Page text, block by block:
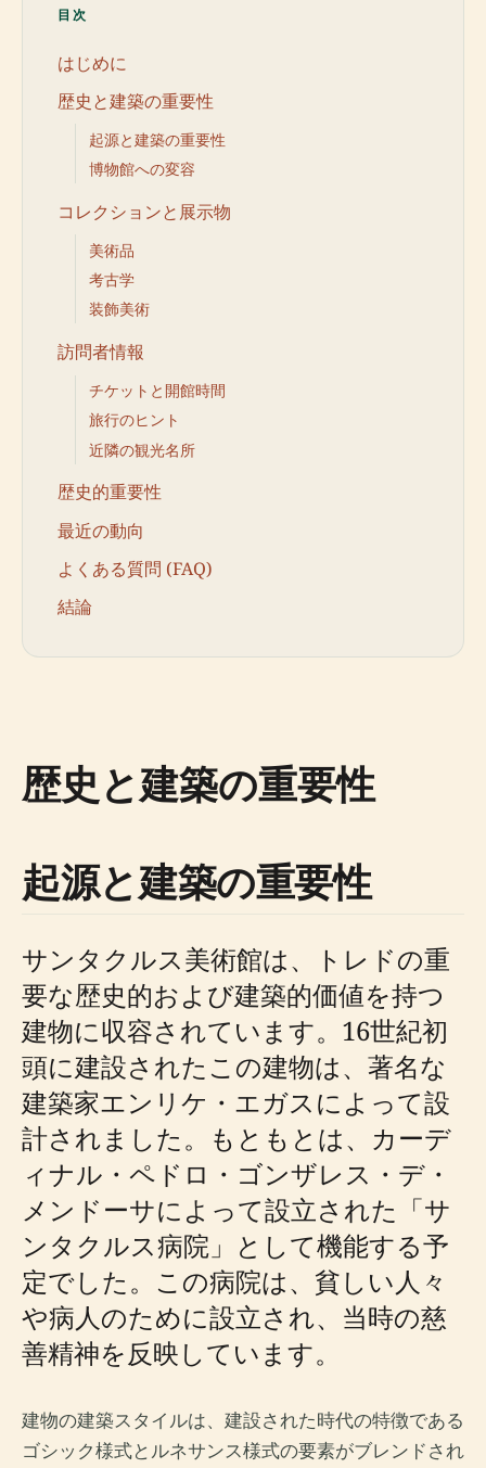
目次
はじめに
歴史と建築の重要性
起源と建築の重要性
博物館への変容
コレクションと展示物
美術品
考古学
装飾美術
訪問者情報
チケットと開館時間
旅行のヒント
近隣の観光名所
歴史的重要性
最近の動向
よくある質問 (FAQ)
結論
歴史と建築の重要性
起源と建築の重要性
サンタクルス美術館は、トレドの重
要な歴史的および建築的価値を持つ
建物に収容されています。16世紀初
頭に建設されたこの建物は、著名な
建築家エンリケ・エガスによって設
計されました。もともとは、カーデ
ィナル・ペドロ・ゴンザレス・デ・
メンドーサによって設立された「サ
ンタクルス病院」として機能する予
定でした。この病院は、貧しい人々
や病人のために設立され、当時の慈
善精神を反映しています。
建物の建築スタイルは、建設された時代の特徴である
ゴシック様式とルネサンス様式の要素がブレンドされ